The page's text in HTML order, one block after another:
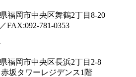
福岡市中央区舞鶴2丁目8-20
／FAX:092-781-0353
福岡市中央区長浜2丁目2-8
坂タワーレジデンス1階